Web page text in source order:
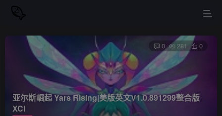
亚尔斯崛起 Yars Rising|美版英文V1.0.891299整合版
XCI
0 281 0